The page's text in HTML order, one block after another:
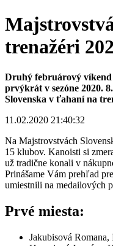
trenažéri
Druhý februárový víkend
prvýkrát v sezóne 2020.
Slovenska v ťahaní na
11.02.2020 21:40:32
Na Majstrovstvách
15 klubov. Kanoisti si
už tradične konali v
Prinášame Vám prehľad
umiestnili na medailových
Prvé miesta:
Jakubisová